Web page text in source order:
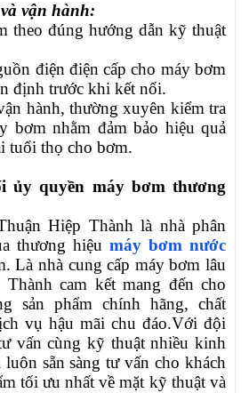
vận hành:
theo đúng hướng dẫn kỹ thuật
điện điện cấp cho máy bơm
định trước khi kết nối.
hành, thường xuyên kiểm tra
bơm nhằm đảm bảo hiệu quả
tuổi thọ cho bơm.
ủy quyền máy bơm thương
Hiệp Thành là nhà phân
thương hiệu máy bơm nước
Là nhà cung cấp máy bơm lâu
cam kết mang đến cho
sản phẩm chính hãng, chất
vụ hậu mãi chu đáo.Với đội
vấn cùng kỹ thuật nhiều kinh
sẵn sàng tư vấn cho khách
tối ưu nhất về mặt kỹ thuật và